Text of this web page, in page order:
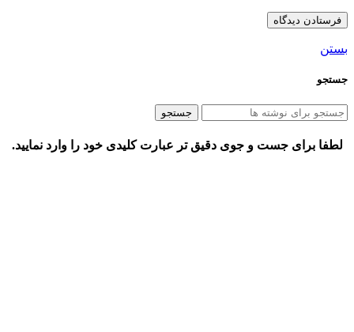
بستن
جستجو
جستجو
لطفا برای جست و جوی دقیق تر عبارت کلیدی خود را وارد نمایید.